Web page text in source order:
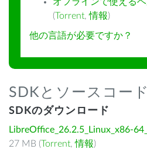
(Torrent,情報)
他の言語が必要ですか？
SDKとソースコード
SDKのダウンロード
LibreOffice_26.2.5_Linux_x86-
27 MB (Torrent,情報)